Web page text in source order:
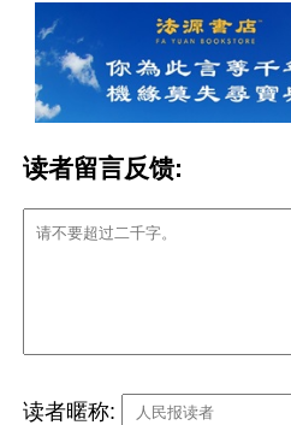
读者留言反馈:
读者暱称: